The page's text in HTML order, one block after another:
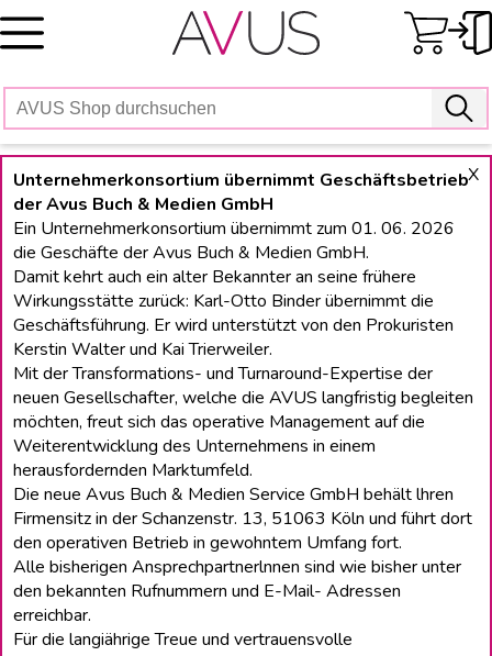
Skip
to
X
Unternehmerkonsortium übernimmt Geschäftsbetrieb
der Avus Buch & Medien GmbH
Ein Unternehmerkonsortium übernimmt zum 01. 06. 2026
die Geschäfte der Avus Buch & Medien GmbH.
Damit kehrt auch ein alter Bekannter an seine frühere
Wirkungsstätte zurück: Karl-Otto Binder übernimmt die
Geschäftsführung. Er wird unterstützt von den Prokuristen
Kerstin Walter und Kai Trierweiler.
Mit der Transformations- und Turnaround-Expertise der
neuen Gesellschafter, welche die AVUS langfristig begleiten
möchten, freut sich das operative Management auf die
Weiterentwicklung des Unternehmens in einem
herausfordernden Marktumfeld.
Die neue Avus Buch & Medien Service GmbH behält lhren
Firmensitz in der Schanzenstr. 13, 51063 Köln und führt dort
den operativen Betrieb in gewohntem Umfang fort.
Alle bisherigen Ansprechpartnerlnnen sind wie bisher unter
den bekannten Rufnummern und E-Mail- Adressen
erreichbar.
Für die langiährige Treue und vertrauensvolle